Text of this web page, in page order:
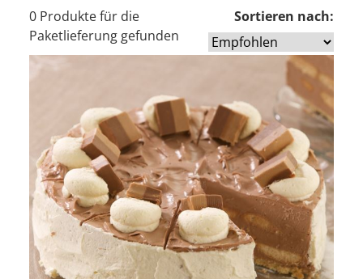
0 Produkte für die
Paketlieferung gefunden
Sortieren nach: